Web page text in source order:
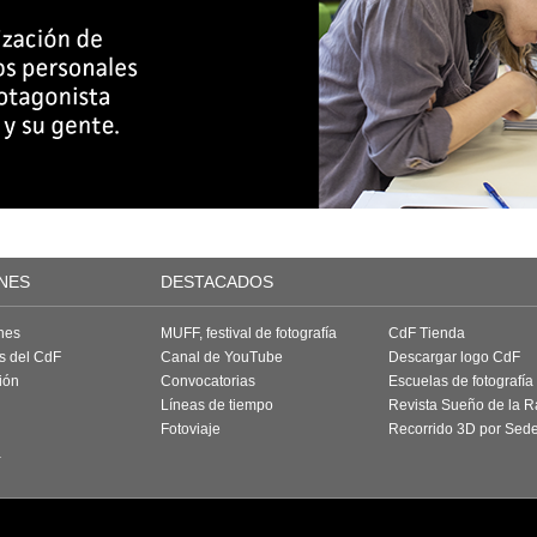
DESTACADOS
del CdF
MUFF, festival de fotografía
Canal de YouTube
Convocatorias
Líneas de tiempo
Fotoviaje
CdF Tienda
Descargar logo CdF
Escuelas de fotografía
Revista Sueño de la
Recorrido 3D por